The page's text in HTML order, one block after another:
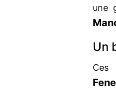
une
Un
Ces